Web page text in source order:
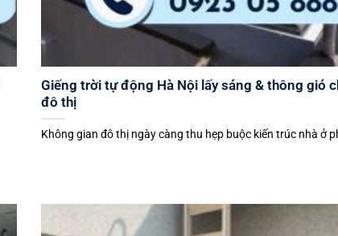
Giếng trời tự động Hà Nội lấy sáng & thông gió
đô thị
Không gian đô thị ngày càng thu hẹp buộc kiến trúc nhà ở